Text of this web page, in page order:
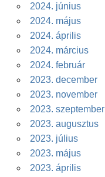
2024. június
2024. május
2024. április
2024. március
2024. február
2023. december
2023. november
2023. szeptember
2023. augusztus
2023. július
2023. május
2023. április